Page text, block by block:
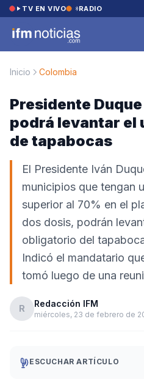
Saltar al contenido
TV EN VIVO RADIO
Inicio Colombia
Presidente
podrá levantar el
de tapabocas
El Presidente Iván
municipios que tengan
superior al 70% en el
dos dosis, podrán
obligatorio del
Indicó el mandatario
tomó luego de una
R Redacción IFM
miércoles, 23 de febrero de
ESCUCHAR ARTÍCULO